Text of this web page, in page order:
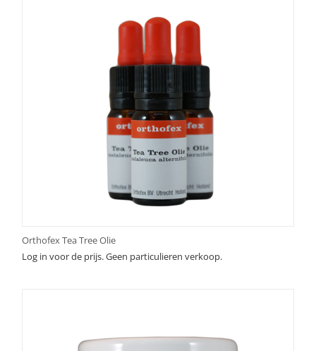
Orthofex Tea Tree Olie
Log in voor de prijs. Geen particulieren verkoop.